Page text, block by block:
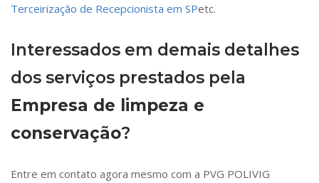
Terceirização de Recepcionista em SPetc.
Interessados em demais detalhes
dos serviços prestados pela
Empresa de limpeza e
conservação?
Entre em contato agora mesmo com a PVG POLIVIG